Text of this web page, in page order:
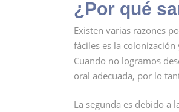
¿Por qué
Existen varias razones
fáciles es la
Cuando no logramos
oral adecuada, por lo
La segunda es debido a